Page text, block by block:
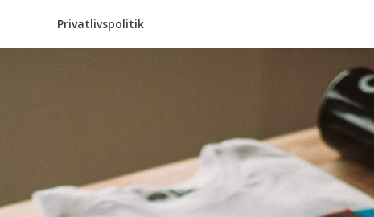
Privatlivspolitik